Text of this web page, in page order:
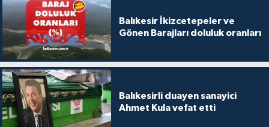
Balıkesir İkizcetepeler ve
Gönen Barajları doluluk oranları
Balıkesirli duayen sanayici
Ahmet Kula vefat etti